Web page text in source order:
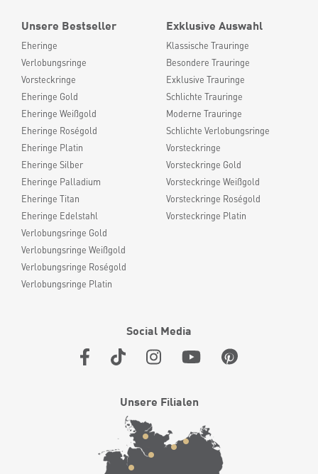
Unsere Bestseller
Eheringe
Verlobungsringe
Vorsteckringe
Eheringe Gold
Eheringe Weißgold
Eheringe Roségold
Eheringe Platin
Eheringe Silber
Eheringe Palladium
Eheringe Titan
Eheringe Edelstahl
Verlobungsringe Gold
Verlobungsringe Weißgold
Verlobungsringe Roségold
Verlobungsringe Platin
Exklusive Auswahl
Klassische Trauringe
Besondere Trauringe
Exklusive Trauringe
Schlichte Trauringe
Moderne Trauringe
Schlichte Verlobungsringe
Vorsteckringe
Vorsteckringe Gold
Vorsteckringe Weißgold
Vorsteckringe Roségold
Vorsteckringe Platin
Social Media
Unsere Filialen